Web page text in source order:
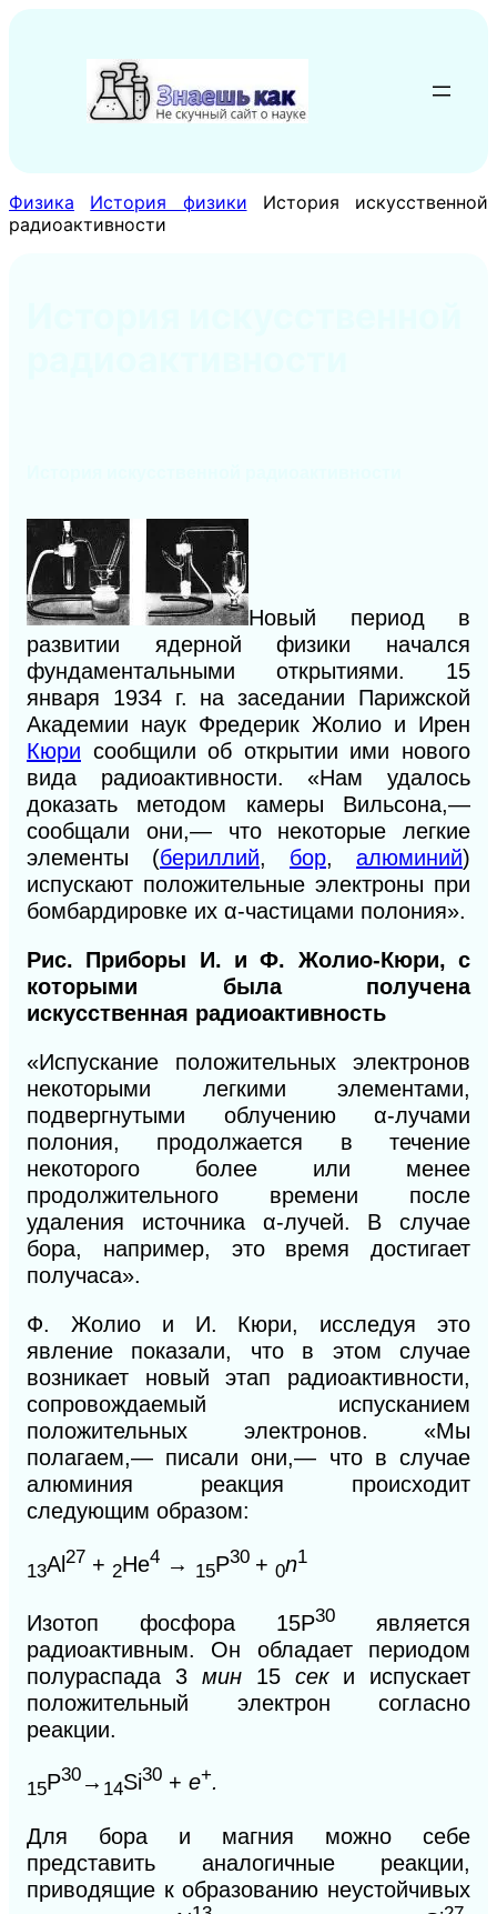
содержимому
Физика История физики
История искусственной
радиоактивности
Новый период в
развитии ядерной физики начался
фундаментальными открытиями. 15
января 1934 г. на заседании Парижской
Академии наук Фредерик Жолио и Ирен
Кюри сообщили об открытии ими нового
вида радиоактивности. «Нам удалось
доказать методом камеры Вильсона,—
сообщали они,— что некоторые легкие
элементы (бериллий, бор, алюминий)
испускают положительные электроны при
бомбардировке их α-частицами полония».
Рис. Приборы И. и Ф. Жолио-Кюри, с
которыми была получена
искусственная радиоактивность
«Испускание положительных электронов
некоторыми легкими элементами,
подвергнутыми облучению α-лучами
полония, продолжается в течение
некоторого более или менее
продолжительного времени после
удаления источника α-лучей. В случае
бора, например, это время достигает
получаса».
Ф. Жолио и И. Кюри, исследуя это
явление показали, что в этом случае
возникает новый этап радиоактивности,
сопровождаемый испусканием
положительных электронов. «Мы
полагаем,— писали они,— что в случае
алюминия реакция происходит
следующим образом:
13Al 27 + 2Не4 → 15Р30 + 0n1
Изотоп фосфора 15Р30 является
радиоактивным. Он обладает периодом
полураспада 3 мин 15 сек и испускает
положительный электрон согласно
реакции.
15P30 → 14Si30 + е+.
Для бора и магния можно себе
представить аналогичные реакции,
приводящие к образованию неустойчивых